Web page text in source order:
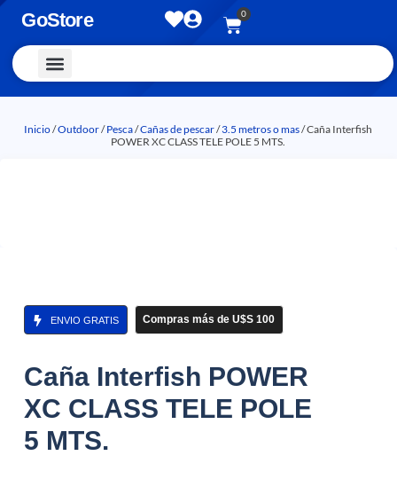
GoStore 0
Inicio/Outdoor/Pesca/Cañas de pescar/3.5 metros o mas/ Caña Interfish
POWER XC CLASS TELE POLE 5 MTS.
ENVIO GRATIS Compras más de U$S 100
Caña Interfish POWER
XC CLASS TELE POLE
5 MTS.